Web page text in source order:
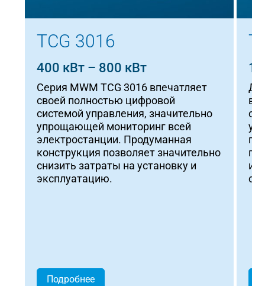
TCG 3016
400 кВт – 800 кВт
Серия MWM TCG 3016 впечатляет
своей полностью цифровой
системой управления, значительно
упрощающей мониторинг всей
электростанции. Продуманная
конструкция позволяет значительно
снизить затраты на установку и
эксплуатацию.
Подробнее